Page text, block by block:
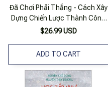
Đã Chơi Phải Thắng - Cách Xây
Dựng Chiến Lược Thành Công
_Tre
$26.99 USD
ADD TO CART